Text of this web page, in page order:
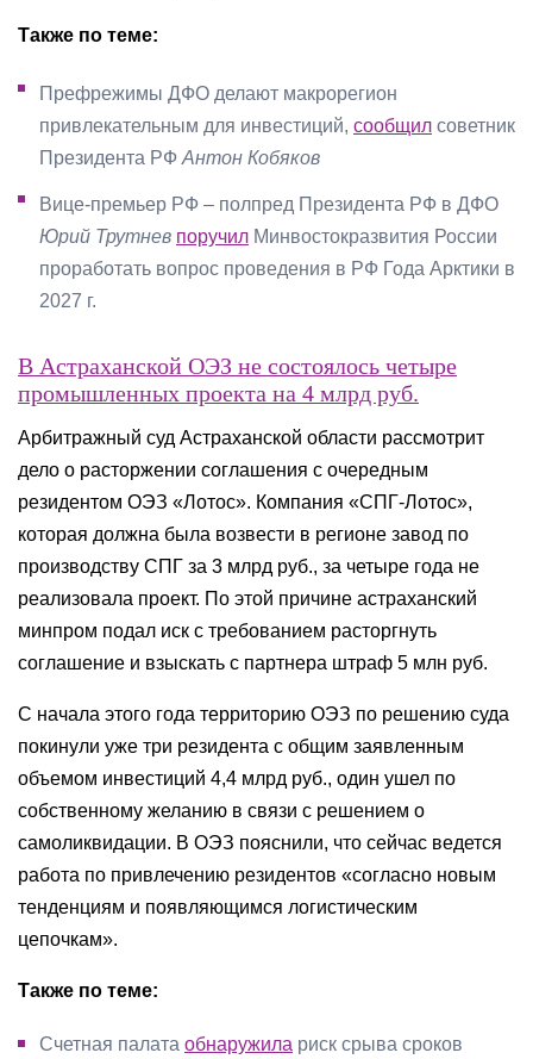
Также по теме:
Префрежимы ДФО делают макрорегион
привлекательным для инвестиций, сообщил советник
Президента РФ Антон Кобяков
Вице-премьер РФ – полпред Президента РФ в ДФО
Юрий Трутнев поручил Минвостокразвития России
проработать вопрос проведения в РФ Года Арктики в
2027 г.
В Астраханской ОЭЗ не состоялось четыре
промышленных проекта на 4 млрд руб.
Арбитражный суд Астраханской области рассмотрит
дело о расторжении соглашения с очередным
резидентом ОЭЗ «Лотос». Компания «СПГ-Лотос»,
которая должна была возвести в регионе завод по
производству СПГ за 3 млрд руб., за четыре года не
реализовала проект. По этой причине астраханский
минпром подал иск с требованием расторгнуть
соглашение и взыскать с партнера штраф 5 млн руб.
С начала этого года территорию ОЭЗ по решению суда
покинули уже три резидента с общим заявленным
объемом инвестиций 4,4 млрд руб., один ушел по
собственному желанию в связи с решением о
самоликвидации. В ОЭЗ пояснили, что сейчас ведется
работа по привлечению резидентов «согласно новым
тенденциям и появляющимся логистическим
цепочкам».
Также по теме:
Счетная палата обнаружила риск срыва сроков